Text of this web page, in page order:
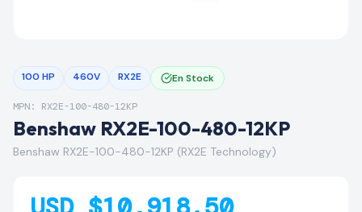
100 HP 460V RX2E En Stock
MPN: RX2E-100-480-12KP
Benshaw RX2E-100-480-12KP
Benshaw RX2E-100-480-12KP (RX2E Technology)